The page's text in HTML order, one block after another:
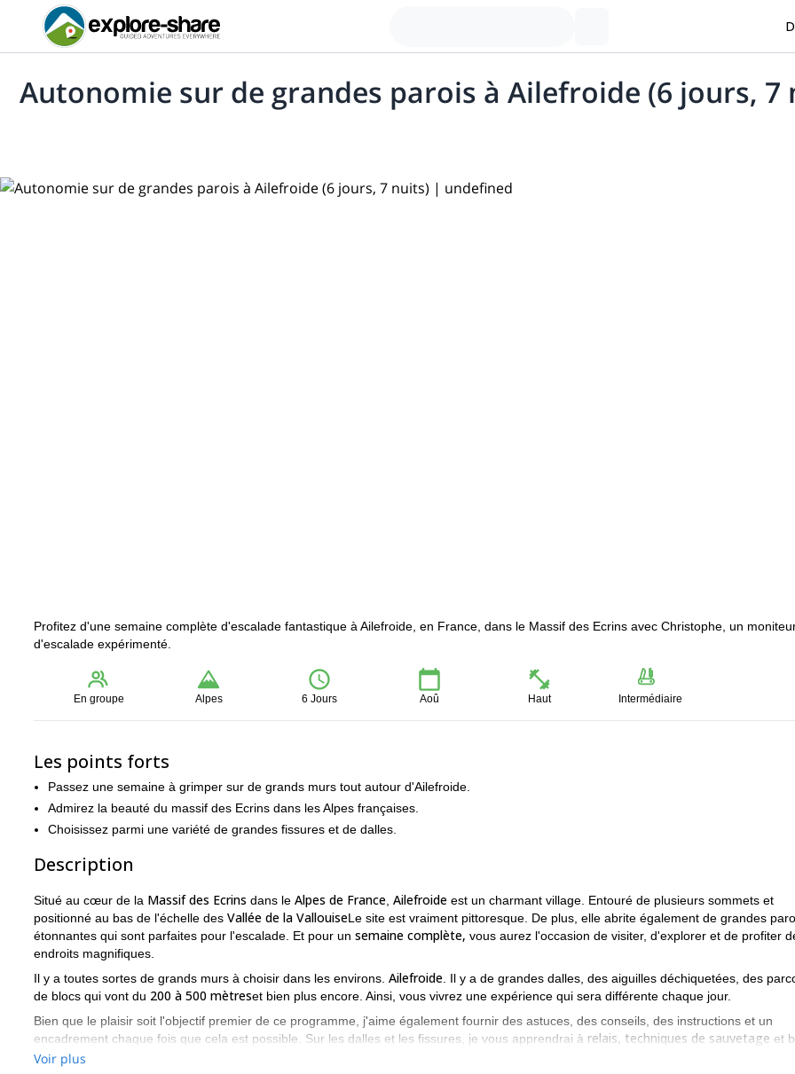
Autonomie sur de grandes parois à Ailefroide (6 jours, 7
Profitez d'une semaine complète d'escalade fantastique à Ailefroide, en France, dans le Massif des Ecrins avec Christophe, un
d'escalade expérimenté.
En groupe Alpes 6 Jours Aoû Haut Intermédiaire
Les points forts
Passez une semaine à grimper sur de grands murs tout autour d'Ailefroide.
Admirez la beauté du massif des Ecrins dans les Alpes françaises.
Choisissez parmi une variété de grandes fissures et de dalles.
Description
Situé au cœur de la Massif des Ecrins dans le Alpes de France Ailefroide est un charmant village. Entouré de plusieurs sommets et
positionné au bas de l'échelle des Vallée de la VallouiseLe site est vraiment pittoresque. De plus, elle abrite également de grandes
étonnantes qui sont parfaites pour l'escalade. Et pour un semaine complète, vous aurez l'occasion de visiter, d'explorer et de profiter
endroits magnifiques.
Il y a toutes sortes de grands murs à choisir dans les environs. Ailefroide . Il y a de grandes dalles, des aiguilles déchiquetées, des
de blocs qui vont du 200 à 500 mètreset bien plus encore. Ainsi, vous vivrez une expérience qui sera différente chaque jour.
Bien que le plaisir soit l'objectif premier de ce programme, j'aime également fournir des astuces, des conseils, des instructions et un
encadrement chaque fois que cela est possible. Sur les dalles et les fissures, je vous apprendrai à relais, techniques de sauvetage et
plus encore. En conséquence, je pense que vous serez un meilleur grimpeur à la fin du programme qu'au début.
Voir plus